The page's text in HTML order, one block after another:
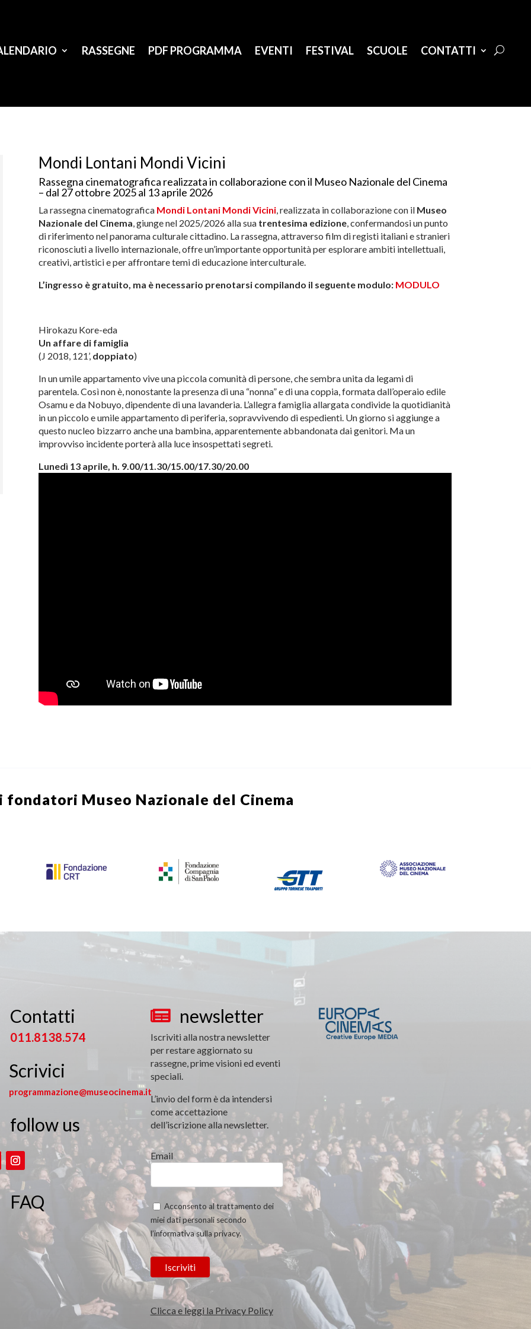
RASSEGNE PDF PROGRAMMA EVENTI FESTIVAL SCUOLE CONTATTI
Mondi Lontani Mondi Vicini
Rassegna cinematografica realizzata in collaborazione con il Museo Nazionale del Cinema
– dal 27 ottobre 2025 al 13 aprile 2026
La rassegna cinematografica Mondi Lontani Mondi Vicini, realizzata in collaborazione con il Museo
Nazionale del Cinema , giunge nel 2025/2026 alla sua trentesima edizione, confermandosi un punto
di riferimento nel panorama culturale cittadino. La rassegna, attraverso film di registi italiani e stranieri
riconosciuti a livello internazionale, offre un’importante opportunità per esplorare ambiti intellettuali,
creativi, artistici e per affrontare temi di educazione interculturale.
L’ingresso è gratuito, ma è necessario prenotarsi compilando il seguente modulo: MODULO
Hirokazu Kore-eda
Un affare di famiglia
(J 2018, 121’, doppiato)
In un umile appartamento vive una piccola comunità di persone, che sembra unita da legami di
parentela. Così non è, nonostante la presenza di una “nonna” e di una coppia, formata dall’operaio edile
Osamu e da Nobuyo, dipendente di una lavanderia. L’allegra famiglia allargata condivide la quotidianità
in un piccolo e umile appartamento di periferia, sopravvivendo di espedienti. Un giorno si aggiunge a
questo nucleo bizzarro anche una bambina, apparentemente abbandonata dai genitori. Ma un
improvviso incidente porterà alla luce insospettati segreti.
Lunedì 13 aprile, h. 9.00/11.30/15.00/17.30/20.00
fondatori Museo Nazionale del Cinema
Contatti
011.8138.574
Scrivici
programmazione@museocinema.it
follow us
FAQ
 newsletter
Iscriviti alla nostra newsletter
per restare aggiornato su
rassegne, prime visioni ed eventi
speciali.
L’invio del form è da intendersi
come accettazione
dell’iscrizione alla newsletter.
Email
Acconsento al trattamento dei
miei dati personali secondo
l’informativa sulla privacy.
Clicca e leggi la Privacy Policy